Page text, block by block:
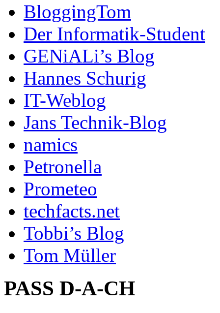
BloggingTom
Der Informatik-Student
GENiALi’s Blog
Hannes Schurig
IT-Weblog
Jans Technik-Blog
namics
Petronella
Prometeo
techfacts.net
Tobbi’s Blog
Tom Müller
PASS D-A-CH